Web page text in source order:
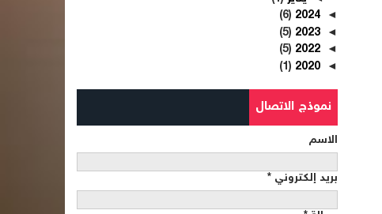
◄
2024
(6)
◄
2023
(5)
◄
2022
(5)
◄
2020
(1)
نموذج الاتصال
الاسم
بريد إلكتروني *